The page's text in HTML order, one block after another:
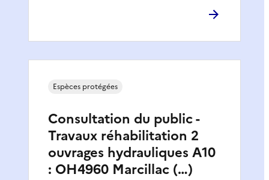
Consultation du public -
Travaux réhabilitation 2
ouvrages hydrauliques A10
: OH4960 Marcillac (…)
Espèces protégées